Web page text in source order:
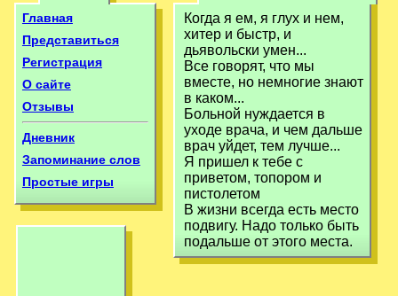
Главная
Представиться
Регистрация
О сайте
Отзывы
Дневник
Запоминание слов
Простые игры
ем, я глух и
ем, я глух и
Когда я ем, я глух и нем,
хитер и быстр, и
дьявольски умен...
Все говоpят, что мы
вместе, но немногие знают
в каком...
Больной нуждается в
уходе врача, и чем дальше
врач уйдет, тем лучше...
Я пришел к тебе с
приветом, топором и
пистолетом
В жизни всегда есть место
подвигу. Надо только быть
подальше от этого места.